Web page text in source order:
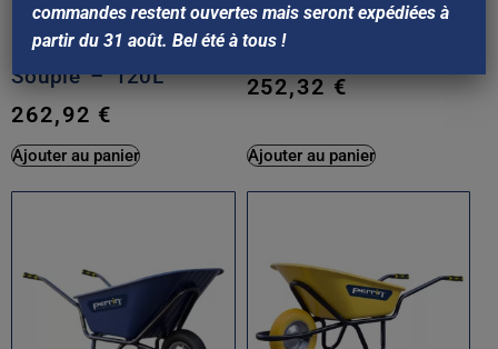
Brouette JURASSIC
Roue Increvable
Souple – 120L
262,92 €
Ajouter au panier
Brouette JURASSIC
Roue Pleine – 120L
252,32€
Ajouter au panier
commandes restent ouvertes mais seront expédiées à
partir du 31 août. Bel été à tous !